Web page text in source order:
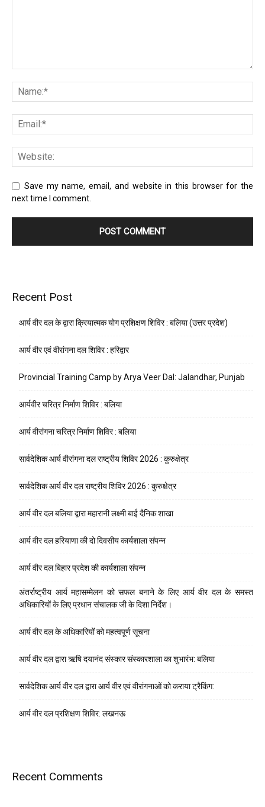
Save my name, email, and website in this browser for the
next time I comment.
Recent Post
आर्य वीर दल के द्वारा क्रियात्मक योग प्रशिक्षण शिविर : बलिया (उत्तर प्रदेश)
आर्य वीर एवं वीरांगना दल शिविर : हरिद्वार
Provincial Training Camp by Arya Veer Dal: Jalandhar, Punjab
आर्यवीर चरित्र निर्माण शिविर : बलिया
आर्य वीरांगना चरित्र निर्माण शिविर : बलिया
सार्वदेशिक आर्य वीरांगना दल राष्ट्रीय शिविर 2026 : कुरुक्षेत्र
सार्वदेशिक आर्य वीर दल राष्ट्रीय शिविर 2026 : कुरुक्षेत्र
आर्य वीर दल बलिया द्वारा महारानी लक्ष्मी बाई दैनिक शाखा
आर्य वीर दल हरियाणा की दो दिवसीय कार्यशाला संपन्न
आर्य वीर दल बिहार प्रदेश की कार्यशाला संपन्न
अंतर्राष्ट्रीय आर्य महासम्मेलन को सफल बनाने के लिए आर्य वीर दल के समस्त
अधिकारियों के लिए प्रधान संचालक जी के दिशा निर्देश।
आर्य वीर दल के अधिकारियों को महत्वपूर्ण सूचना
आर्य वीर दल द्वारा ऋषि दयानंद संस्कार संस्कारशाला का शुभारंभ: बलिया
सार्वदेशिक आर्य वीर दल द्वारा आर्य वीर एवं वीरांगनाओं को कराया ट्रैकिंग:
आर्य वीर दल प्रशिक्षण शिविर: लखनऊ
Recent Comments